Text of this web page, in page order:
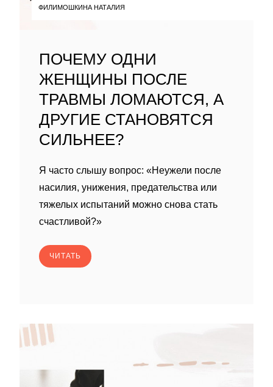
ФИЛИМОШКИНА НАТАЛИЯ
ПОЧЕМУ ОДНИ
ЖЕНЩИНЫ ПОСЛЕ
ТРАВМЫ ЛОМАЮТСЯ, А
ДРУГИЕ СТАНОВЯТСЯ
СИЛЬНЕЕ?
Я часто слышу вопрос: «Неужели после
насилия, унижения, предательства или
тяжелых испытаний можно снова стать
счастливой?»
ЧИТАТЬ